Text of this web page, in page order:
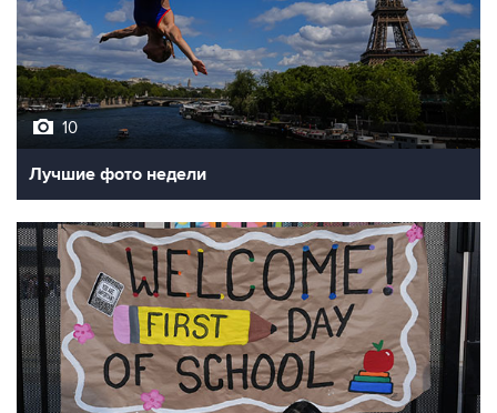
10
Лучшие фото недели